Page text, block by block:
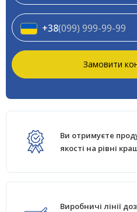
+38(099) 999-99-99
Замовити
Ви отримуєте
якості на рівні
Виробничі лінії